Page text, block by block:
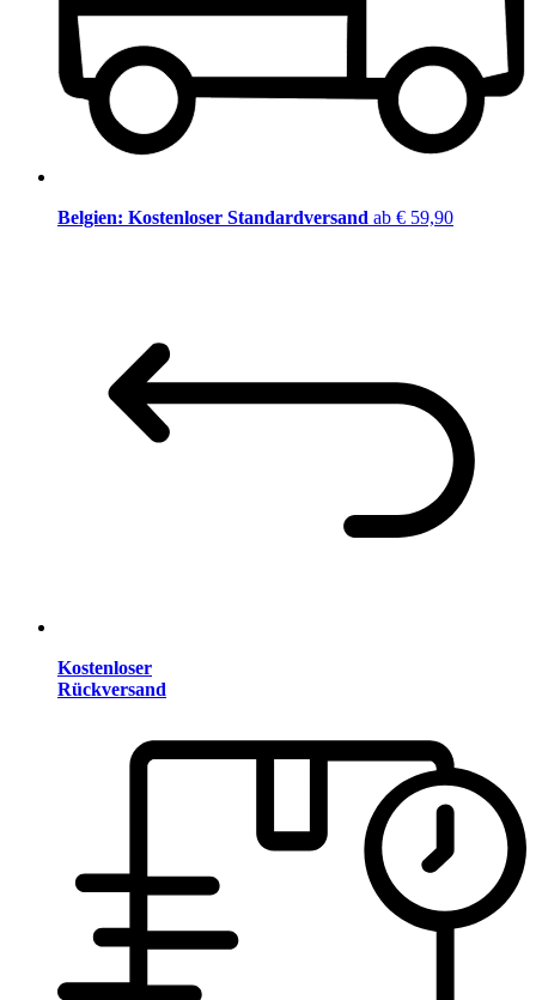
Belgien: Kostenloser Standardversand ab € 59,90
Kostenloser
Rückversand